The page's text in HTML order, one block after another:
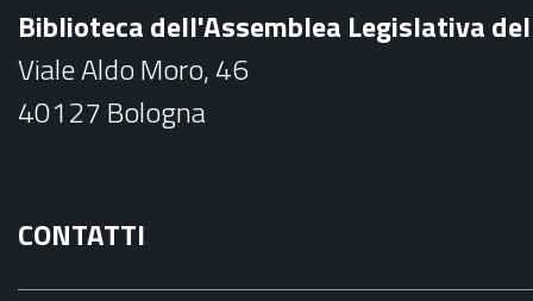
k
Biblioteca dell'Assemblea Legislativa
Viale Aldo Moro, 46
40127 Bologna
CONTATTI